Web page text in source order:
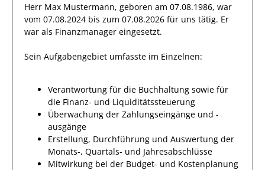
Herr Max Mustermann, geboren am 07.08.1986, war
vom 07.08.2024 bis zum 07.08.2026 für uns tätig. Er
war als Finanzmanager eingesetzt.
Sein Aufgabengebiet umfasste im Einzelnen:
Verantwortung für die Buchhaltung sowie für
die Finanz- und Liquiditätssteuerung
Überwachung der Zahlungseingänge und -
ausgänge
Erstellung, Durchführung und Auswertung der
Monats-, Quartals- und Jahresabschlüsse
Mitwirkung bei der Budget- und Kostenplanung